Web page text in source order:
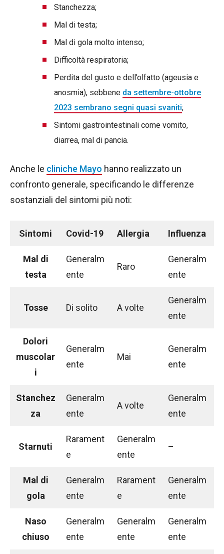
Stanchezza;
Mal di testa;
Mal di gola molto intenso;
Difficoltà respiratoria;
Perdita del gusto e dell’olfatto (ageusia e
anosmia), sebbene da settembre-ottobre
2023 sembrano segni quasi svaniti;
Sintomi gastrointestinali come vomito,
diarrea, mal di pancia.
Anche le cliniche Mayo hanno realizzato un
confronto generale, specificando le differenze
sostanziali del sintomi più noti:
Sintomi Covid-19 Allergia Influenza
Mal di
testa
Generalm
ente
Raro
Generalm
ente
Tosse Di solito A volte
Generalm
ente
Dolori
muscolar
i
Generalm
ente
Mai
Generalm
ente
Stanchez
za
Generalm
ente
A volte
Generalm
ente
Starnuti
Rarament
e
Generalm
ente
–
Mal di
gola
Generalm
ente
Rarament
e
Generalm
ente
Naso
chiuso
Generalm
ente
Generalm
ente
Generalm
ente